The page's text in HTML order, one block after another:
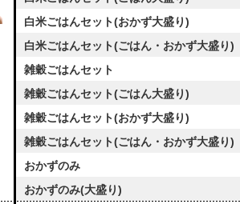
白米ごはんセット(おかず大盛り)
白米ごはんセット(ごはん・おかず大盛り)
雑穀ごはんセット
雑穀ごはんセット(ごはん大盛り)
雑穀ごはんセット(おかず大盛り)
雑穀ごはんセット(ごはん・おかず大盛り)
おかずのみ
おかずのみ(大盛り)